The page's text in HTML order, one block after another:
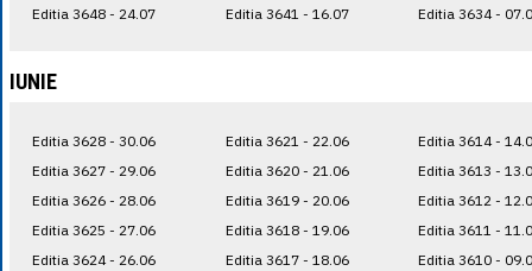
Editia 3648 - 24.07
Editia 3641 - 16.07
Editia 3634 -
IUNIE
Editia 3628 - 30.06
Editia 3627 - 29.06
Editia 3626 - 28.06
Editia 3625 - 27.06
Editia 3624 - 26.06
Editia 3621 - 22.06
Editia 3620 - 21.06
Editia 3619 - 20.06
Editia 3618 - 19.06
Editia 3617 - 18.06
Editia 3614 -
Editia 3613 -
Editia 3612 -
Editia 3611 -
Editia 3610 -